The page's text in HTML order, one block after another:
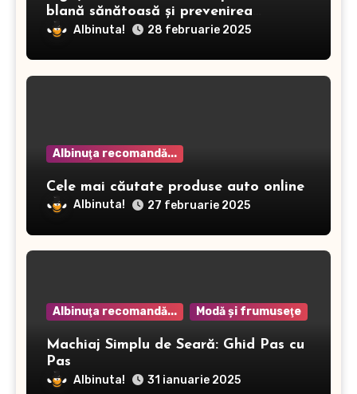
blană sănătoasă și prevenirea
dermatitei
Albinuta! 28 februarie 2025
Albinuţa recomandă...
Cele mai căutate produse auto online
Albinuta! 27 februarie 2025
Albinuţa recomandă... Modă şi frumuseţe
Machiaj Simplu de Seară: Ghid Pas cu
Pas
Albinuta! 31 ianuarie 2025